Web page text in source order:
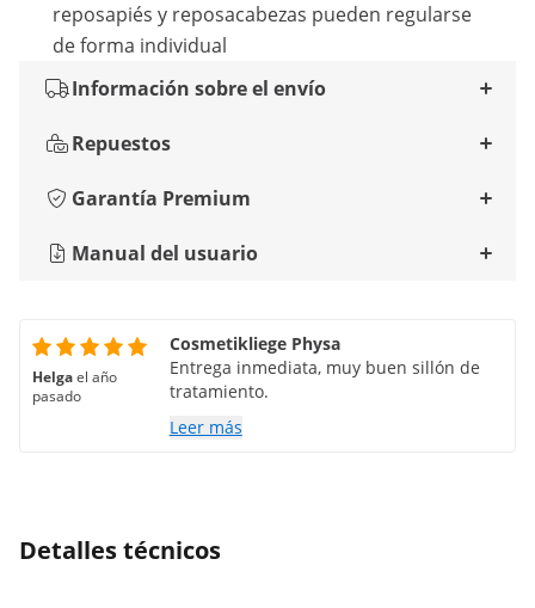
reposapiés y reposacabezas pueden regularse
de forma individual
Información sobre el envío
Repuestos
Garantía Premium
Manual del usuario
Helgael año
pasado
Cosmetikliege Physa
Entrega inmediata, muy buen sillón de
tratamiento.
Leer más
Detalles técnicos